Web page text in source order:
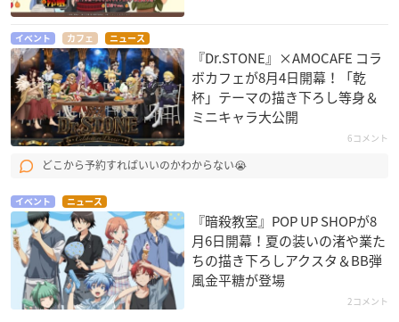
イベント カフェ ニュース
『Dr.STONE』×AMOCAFE コラ
ボカフェが8月4日開幕！「乾
杯」テーマの描き下ろし等身＆
ミニキャラ大公開
6コメント
どこから予約すればいいのかわからない😭
イベント ニュース
『暗殺教室』POP UP SHOPが8
月6日開幕！夏の装いの渚や業た
ちの描き下ろしアクスタ＆BB弾
風金平糖が登場
2コメント